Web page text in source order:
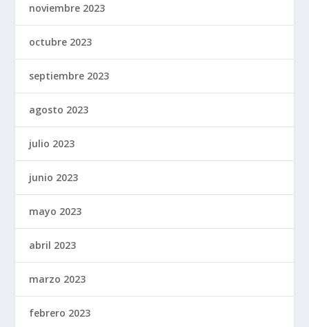
noviembre 2023
octubre 2023
septiembre 2023
agosto 2023
julio 2023
junio 2023
mayo 2023
abril 2023
marzo 2023
febrero 2023